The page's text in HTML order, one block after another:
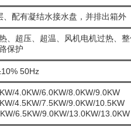
、配有凝结水接水盘，并排出箱外
、超压、超温、风机电机过热
保护
50Hz
4.0KW/6.0KW/8.0KW/9.0KW
4.5KW/7.5KW/9.0KW/10.5KW
6.5KW/9.0KW/13.0KW/13.0KW